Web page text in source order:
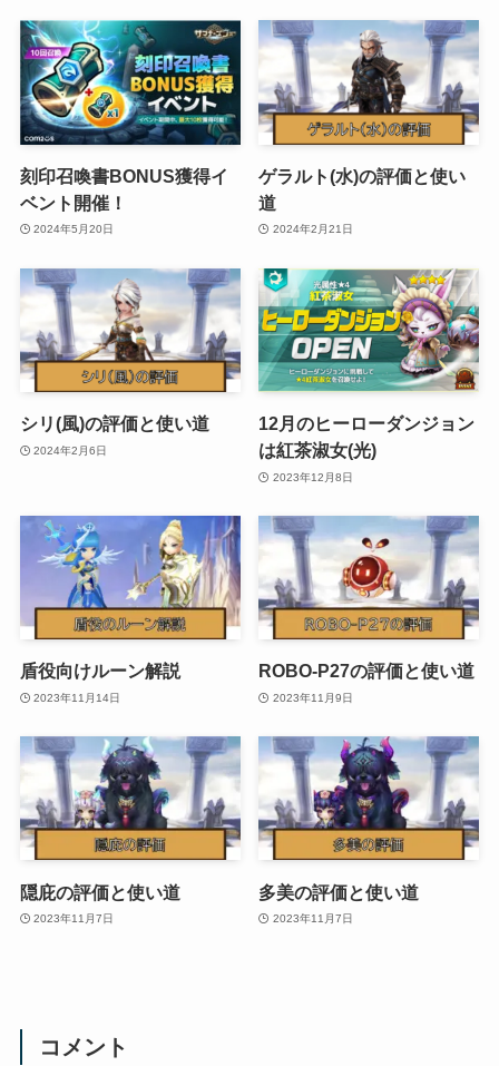
刻印召喚書BONUS獲得イ
ベント開催！
2024年5月20日
ゲラルト(水)の評価と使い
道
2024年2月21日
シリ(風)の評価と使い道
2024年2月6日
12月のヒーローダンジョン
は紅茶淑女(光)
2023年12月8日
盾役向けルーン解説
2023年11月14日
ROBO-P27の評価と使い道
2023年11月9日
隠庇の評価と使い道
2023年11月7日
多美の評価と使い道
2023年11月7日
コメント